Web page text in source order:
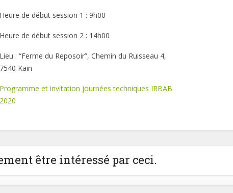
Heure de début session 1 : 9h00
Heure de début session 2 : 14h00
Lieu : “Ferme du Reposoir”, Chemin du Ruisseau 4,
7540 Kain
Programme et invitation journées techniques IRBAB
2020
être intéressé par ceci.